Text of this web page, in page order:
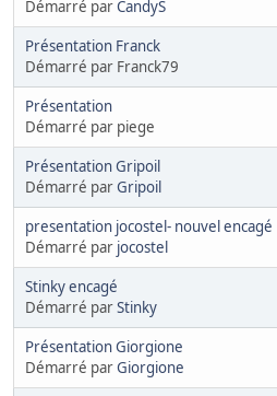
Démarré parCandyS
Présentation Franck
Démarré par Franck79
Présentation
Démarré par piege
Présentation Gripoil
Démarré parGripoil
presentation jocostel- nouvel encagé
Démarré par jocostel
Stinky encagé
Démarré parStinky
Présentation Giorgione
Démarré parGiorgione